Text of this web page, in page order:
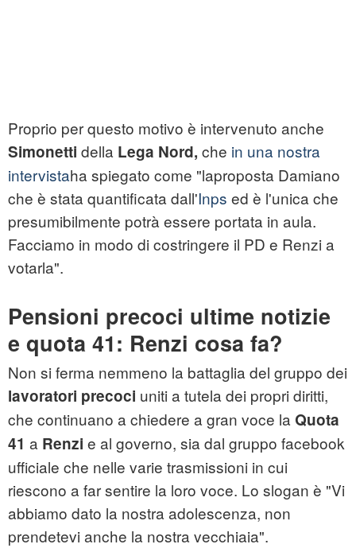
Proprio per questo motivo è intervenuto anche
Simonetti della Lega Nord, che in una nostra
intervistaha spiegato come "laproposta Damiano
che è stata quantificata dall'Inps ed è l'unica che
presumibilmente potrà essere portata in aula.
Facciamo in modo di costringere il PD e Renzi a
votarla".
Pensioni precoci ultime notizie
e quota 41: Renzi cosa fa?
Non si ferma nemmeno la battaglia del gruppo dei
lavoratori precoci uniti a tutela dei propri diritti,
che continuano a chiedere a gran voce la Quota
41 a Renzi e al governo, sia dal gruppo facebook
ufficiale che nelle varie trasmissioni in cui
riescono a far sentire la loro voce. Lo slogan è "Vi
abbiamo dato la nostra adolescenza, non
prendetevi anche la nostra vecchiaia".